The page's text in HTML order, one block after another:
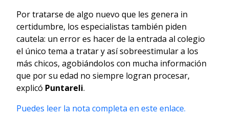
Por tratarse de algo nuevo que les genera in
certidumbre, los especialistas también piden
cautela: un error es hacer de la entrada al colegio
el único tema a tratar y así sobreestimular a los
más chicos, agobiándolos con mucha información
que por su edad no siempre logran procesar,
explicó Puntareli.
Puedes leer la nota completa en este enlace.